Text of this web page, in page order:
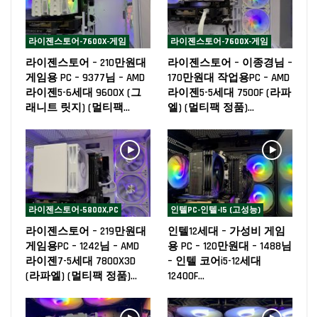
라이젠스토어-7600X-게임
라이젠스토어 – 210만원대
게임용 PC – 9377님 – AMD
라이젠5-6세대 9600X (그
래니트 릿지) (멀티팩…
라이젠스토어-7600X-게임
라이젠스토어 – 이종경님 –
170만원대 작업용PC – AMD
라이젠5-5세대 7500F (라파
엘) (멀티팩 정품)…
라이젠스토어-5800X,PC
라이젠스토어 – 219만원대
게임용PC – 1242님 – AMD
라이젠7-5세대 7800X3D
(라파엘) (멀티팩 정품)…
인텔PC-인텔-I5 (고성능)
인텔12세대 – 가성비 게임
용 PC – 120만원대 – 1488님
– 인텔 코어i5-12세대
12400F…